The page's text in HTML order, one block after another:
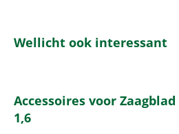
Wellicht ook interessant
Accessoires voor
1,6